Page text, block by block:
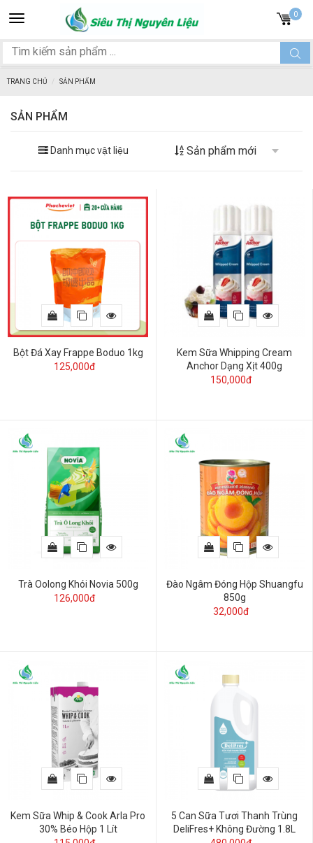
Toggle
navigation
0
TRANG CHỦ SẢN PHẨM
SẢN PHẨM
Danh mục vật liệu
Bột Đá Xay Frappe Boduo 1kg
125,000đ
Kem Sữa Whipping Cream
Anchor Dạng Xịt 400g
150,000đ
Trà Oolong Khói Novia 500g
126,000đ
Đào Ngâm Đóng Hộp Shuangfu
850g
32,000đ
Kem Sữa Whip & Cook Arla Pro
30% Béo Hộp 1 Lít
5 Can Sữa Tươi Thanh Trùng
DeliFres+ Không Đường 1.8L